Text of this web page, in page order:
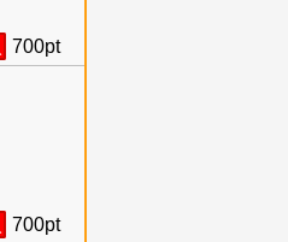
700pt
700pt